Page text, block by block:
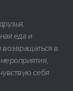
еда и
в
себя